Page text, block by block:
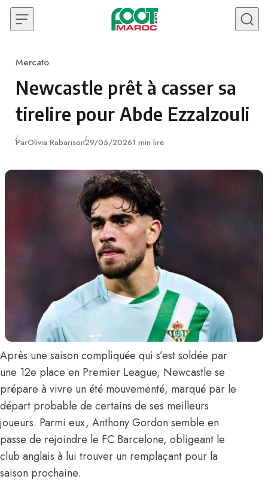
Skip to content
Category
Mercato
Newcastle prêt à casser sa
tirelire pour Abde Ezzalzouli
ParOlivia RabarisonPublié
29/05/20261 min lire
Après une saison compliquée qui s’est soldée par
une 12e place en Premier League, Newcastle se
prépare à vivre un été mouvementé, marqué par le
départ probable de certains de ses meilleurs
joueurs. Parmi eux, Anthony Gordon semble en
passe de rejoindre le FC Barcelone, obligeant le
club anglais à lui trouver un remplaçant pour la
saison prochaine.